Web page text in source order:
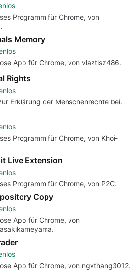
Programm für Chrome, von
Memory
App für Chrome, von vlaztlsz486.
Rights
Erklärung der Menschenrechte bei.
Programm für Chrome, von Khoi-
Live Extension
Programm für Chrome, von P2C.
Copy
App für Chrome, von
App für Chrome, von ngvthang3012.